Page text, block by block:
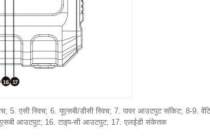
5. एसी स्विच; 6. यूएसबी/डीसी स्विच; 7. पावर आउटपुट सॉकेट; 8-9.
यूएसबी आउटपुट; 16. टाइप-सी आउटपुट; 17. एलईडी संकेतक